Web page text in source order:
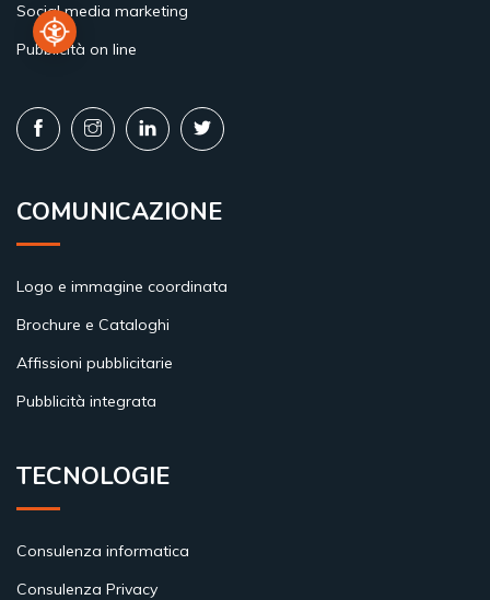
Social media marketing
Pubblicità on line
COMUNICAZIONE
Logo e immagine coordinata
Brochure e Cataloghi
Affissioni pubblicitarie
Pubblicità integrata
TECNOLOGIE
Consulenza informatica
Consulenza Privacy